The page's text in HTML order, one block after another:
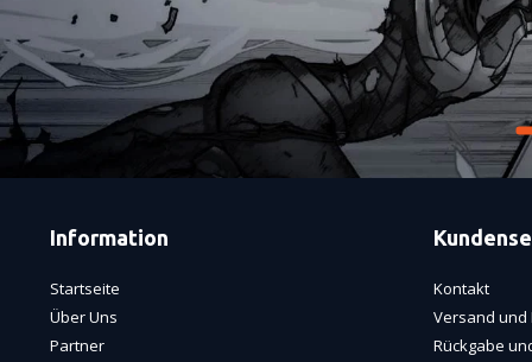
Information
Startseite
Über Uns
Partner
Kontakt
Versand und
Rückgabe